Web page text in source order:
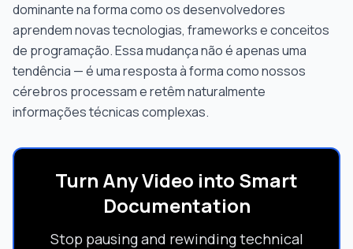
dominante na forma como os desenvolvedores
aprendem novas tecnologias, frameworks e conceitos
de programação. Essa mudança não é apenas uma
tendência — é uma resposta à forma como nossos
cérebros processam e retêm naturalmente
informações técnicas complexas.
Turn Any Video into Smart
Documentation
Stop pausing and rewinding technical